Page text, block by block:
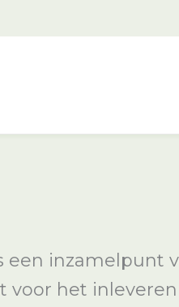
een inzamelpunt
voor het